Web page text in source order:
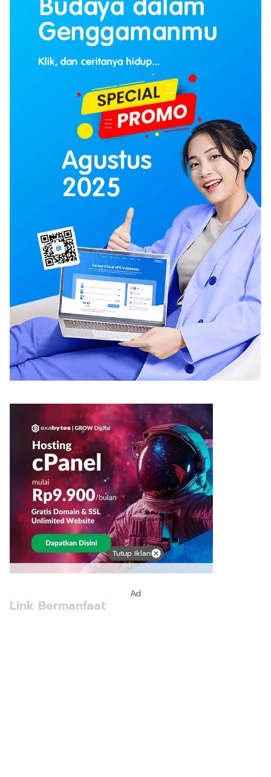
Link Bermanfaat
Tutup Iklan
Ad